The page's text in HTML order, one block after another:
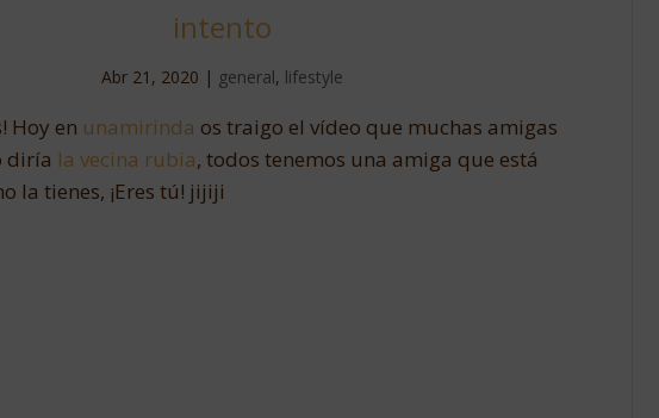
intento
Abr 21, 2020 | general, lifestyle
Hoy en unamirinda os traigo el vídeo que muchas amigas
diría la vecina rubia, todos tenemos una amiga que está
la tienes, ¡Eres tú! jijiji